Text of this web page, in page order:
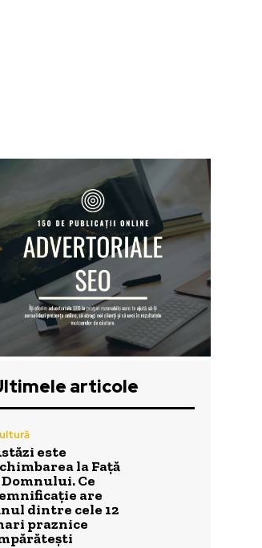
articole
este
la Față
Domnului. Ce
are
dintre cele 12
praznice